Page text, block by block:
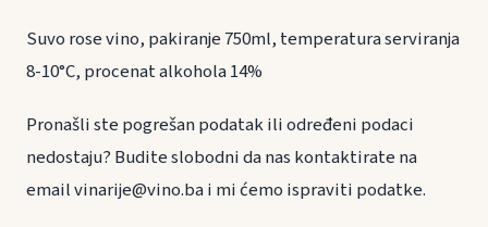
Suvo rose vino, pakiranje 750ml, temperatura serviranja
8-10°C, procenat alkohola 14%
Pronašli ste pogrešan podatak ili određeni podaci
nedostaju? Budite slobodni da nas kontaktirate na
email vinarije@vino.ba i mi ćemo ispraviti podatke.